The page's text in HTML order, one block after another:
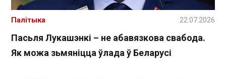
Пасьля Лукашэнкі – не абавязкова свабода.
Як можа зьмяніцца ўлада ў Беларусі
Палітыка 22.07.2026